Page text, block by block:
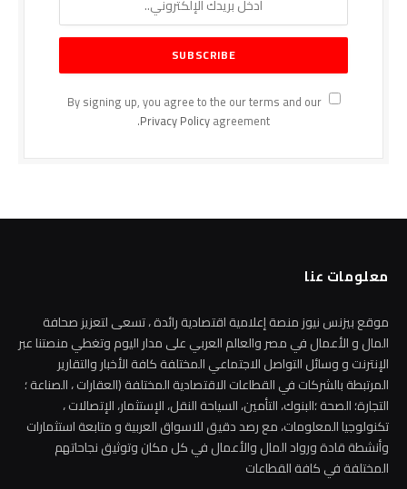
By signing up, you agree to the our terms and our
Privacy Policyagreement.
معلومات عنا
موقع بيزنس نيوز منصة إعلامية اقتصادية رائدة ، تسعى لتعزيز صحافة
المال و الأعمال في مصر والعالم العربي على مدار اليوم وتغطي منصتنا عبر
الإنترنت و وسائل التواصل الاجتماعي المختلفة كافة الأخبار والتقارير
المرتبطة بالشركات في القطاعات الاقتصادية المختلفة (العقارات ، الصناعة ؛
التجارة؛ الصحة ؛البنوك، التأمين، السياحة النقل، الإستثمار، الإتصالات ،
تكنولوجيا المعلومات، مع رصد دقيق للاسواق العربية و متابعة استثمارات
وأنشطة قادة ورواد المال والأعمال في كل مكان وتوثيق نجاحاتهم
المختلفة في كافة القطاعات